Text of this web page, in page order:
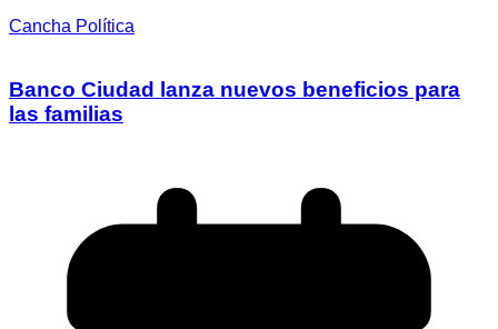
Cancha Política
Banco Ciudad lanza nuevos beneficios para
las familias